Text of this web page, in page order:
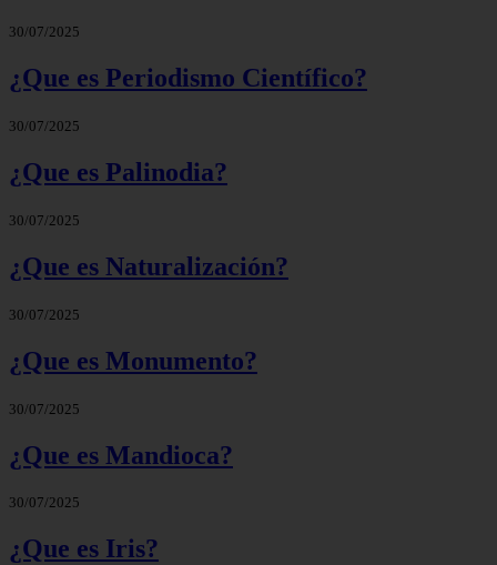
30/07/2025
¿Que es Periodismo Científico?
30/07/2025
¿Que es Palinodia?
30/07/2025
¿Que es Naturalización?
30/07/2025
¿Que es Monumento?
30/07/2025
¿Que es Mandioca?
30/07/2025
¿Que es Iris?